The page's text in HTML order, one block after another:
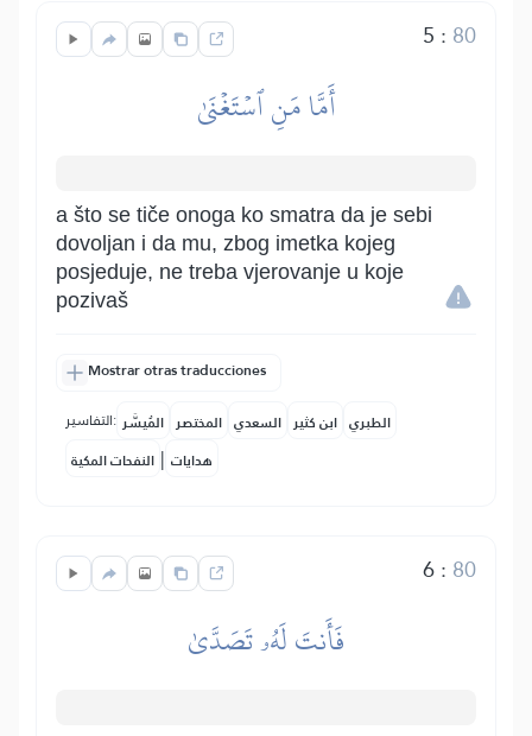
5 : 80
أَمَّا مَنِ ٱسۡتَغۡنَىٰ
a što se tiče onoga ko smatra da je sebi
dovoljan i da mu, zbog imetka kojeg
posjeduje, ne treba vjerovanje u koje
pozivaš
Mostrar otras traducciones
التفاسير: المُيسَّر المختصر السعدي ابن كثير الطبري
النفحات المكية | هدايات
6: 80
فَأَنتَ لَهُۥ تَصَدَّىٰ